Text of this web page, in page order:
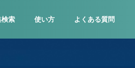
検索 使い方 よくある質問